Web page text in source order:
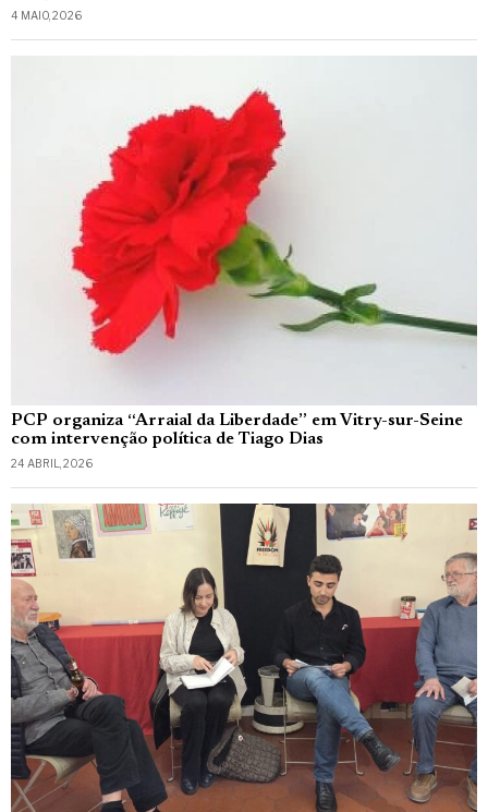
4 MAIO, 2026
PCP organiza “Arraial da Liberdade” em Vitry-sur-Seine
com intervenção política de Tiago Dias
24 ABRIL, 2026